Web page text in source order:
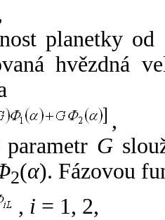
planetky od
hvězdná
,
G
2(α). Fázovou
, i = 1, 2,